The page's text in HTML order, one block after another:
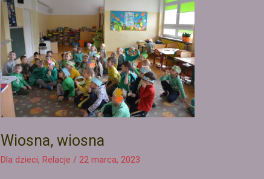
Wiosna, wiosna
Dla dzieci, Relacje / 22 marca, 2023